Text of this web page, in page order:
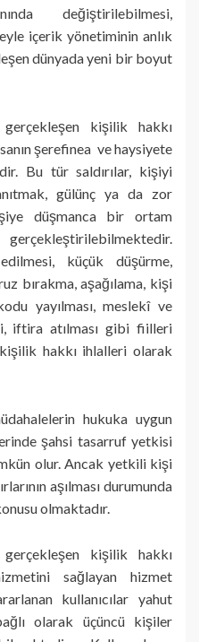
değiştirilebilmesi,
içerik yönetiminin anlık
dünyada yeni bir boyut
gerçekleşen kişilik hakkı
şerefinea ve haysiyete
Bu tür saldırılar, kişiyi
gülünç ya da zor
düşmanca bir ortam
küçük düşürme,
bırakma, aşağılama, kişi
yayılması, meslekî ve
iftira atılması gibi fiilleri
hakkı ihlalleri olarak
hukuka uygun
şahsi tasarruf yetkisi
olur. Ancak yetkili kişi
aşılması durumunda
olmaktadır.
gerçekleşen kişilik hakkı
sağlayan hizmet
kullanıcılar yahut
olarak üçüncü kişiler